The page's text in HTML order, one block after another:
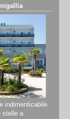
indimenticabile
stelle a